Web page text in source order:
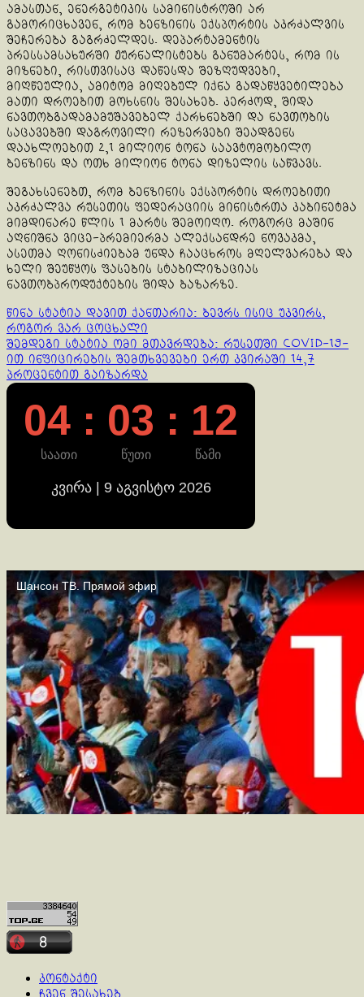
ამასთან, ენერგეტიკის სამინისტროში არ
გამორიცხავენ, რომ ბენზინის ექსპორტის აკრძალვის
შეჩერება გაგრძელდეს. დეპარტამენტის
პრესსამსახურში ჟურნალისტებს განუმარტეს, რომ ის
მიზნები, რისთვისაც დაწესდა შეზღუდვები,
მიღწეულია, ამიტომ მიღებულ იქნა გადაწყვეტილება
მათი დროებით მოხსნის შესახებ. კერძოდ, შიდა
ნავთობგადამამუშავებელ ქარხნებში და ნავთობის
საცავებში დაგროვილი რეზერვები შეადგენს
დაახლოებით 2,1 მილიონ ტონა საავტომობილო
ბენზინს და ოთხ მილიონ ტონა დიზელის საწვავს.
შეგახსენებთ, რომ ბენზინის ექსპორტის დროებითი
აკრძალვა რუსეთის ფედერაციის მინისტრთა კაბინეტმა
მიმდინარე წლის 1 მარტს შემოიღო. როგორც მაშინ
აღნიშნა ვიცე-პრემიერმა ალექსანდრე ნოვაკმა,
ასეთმა ღონისძიებამ უნდა ჩააცხროს მღელვარება და
ხელი შეუწყოს ფასების სტაბილიზაციას
ნავთობპროდუქტების შიდა ბაზარზე.
Continue
Reading
წინა სტატია დავით ქანთარია: ბევრს ისიც უკვირს,
როგორ ვარ ცოცხალი
შემდეგი სტატია ომი მთავრდება: რუსეთში COVID-19-
ით ინფიცირების შემთხვევები ერთ კვირაში 14,7
პროცენტით გაიზარდა
04 : 03 : 12
საათი წუთი წამი
კვირა | 9 აგვისტო 2026
კონტაქტი